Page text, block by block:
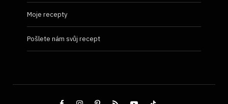
Moje recepty
Pošlete nám svůj recept